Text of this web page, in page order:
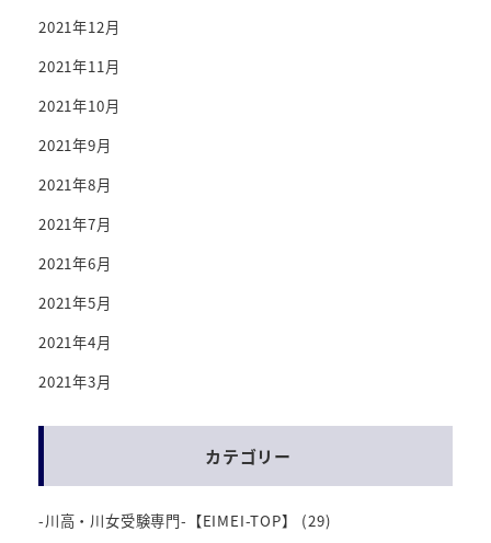
2021年12月
2021年11月
2021年10月
2021年9月
2021年8月
2021年7月
2021年6月
2021年5月
2021年4月
2021年3月
カテゴリー
-川高・川女受験専門-【EIMEI-TOP】 (29)